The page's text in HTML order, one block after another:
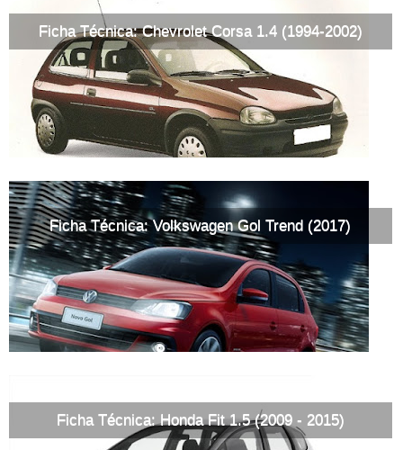
Ficha Técnica: Chevrolet Corsa 1.4 (1994-2002)
Ficha Técnica: Volkswagen Gol Trend (2017)
Ficha Técnica: Honda Fit 1.5 (2009 - 2015)